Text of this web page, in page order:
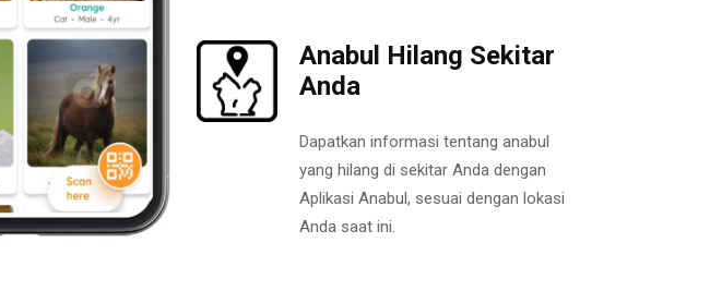
Anabul Hilang Sekitar
Anda
Dapatkan informasi tentang anabul
yang hilang di sekitar Anda dengan
Aplikasi Anabul, sesuai dengan lokasi
Anda saat ini.